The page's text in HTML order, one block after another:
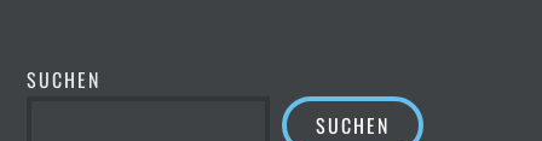
SUCHEN
SUCHEN